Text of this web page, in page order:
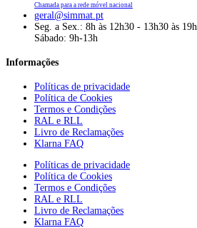
Chamada para a rede móvel nacional
geral@simmat.pt
Seg. a Sex.: 8h às 12h30 - 13h30 às 19h
Sábado: 9h-13h
Informações
Políticas de privacidade
Política de Cookies
Termos e Condições
RAL e RLL
Livro de Reclamações
Klarna FAQ
Políticas de privacidade
Política de Cookies
Termos e Condições
RAL e RLL
Livro de Reclamações
Klarna FAQ